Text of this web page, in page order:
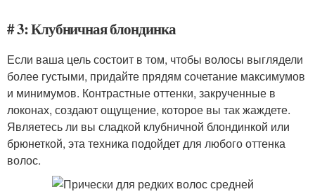
# 3: Клубничная блондинка
Если ваша цель состоит в том, чтобы волосы выглядели
более густыми, придайте прядям сочетание максимумов
и минимумов. Контрастные оттенки, закрученные в
локонах, создают ощущение, которое вы так жаждете.
Являетесь ли вы сладкой клубничной блондинкой или
брюнеткой, эта техника подойдет для любого оттенка
волос.